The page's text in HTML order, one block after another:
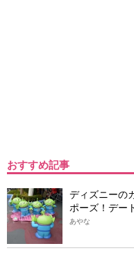
おすすめ記事
ディズニーの
ポーズ！デー
あやな